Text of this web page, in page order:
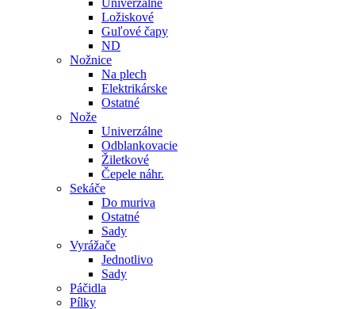
Univerzálne
Ložiskové
Guľové čapy
ND
Nožnice
Na plech
Elektrikárske
Ostatné
Nože
Univerzálne
Odblankovacie
Žiletkové
Čepele náhr.
Sekáče
Do muriva
Ostatné
Sady
Vyrážače
Jednotlivo
Sady
Páčidla
Pílky